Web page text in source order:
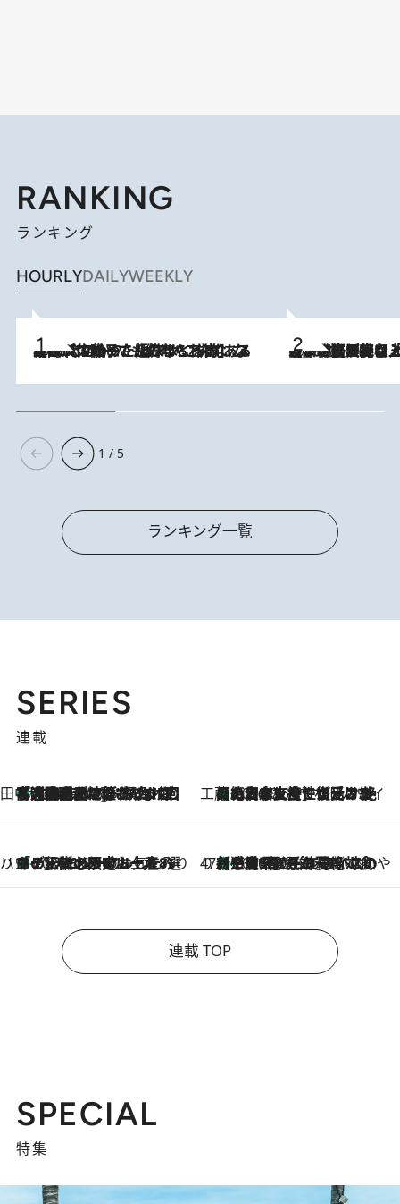
RANKING
ランキング
HOURLYDAILYWEEKLY
2026.8.5
【阿川佐和子さんの年とる力】なぜ70代で始めた趣味は“こんなに楽しい”のか？ ピアノ、俳句…スランプに陥っても続けられる“ある秘訣”とは 2026.8.5
【なぜ吉沢亮は「気配を消せる」のか？】興行収入208億の『国宝』を経て挑むミュージカル『ディア・エヴァン・ハンセン』。トップ俳優が舞台上でさらけ出した“孤独”とは
1 / 5
ランキング一覧
SERIES
連載
田中稲の勝手に再ブーム
4 Hours Ago
「湘南乃風に憧れて」観客大盛上がりの“タオル回し”に、ラッパー顔負けの高速歌唱まで…さだまさし（74）のアグレッシブすぎる現在地 工藤まやのおもてなしハワイ
2026.8.6
【ハワイ土産】ローカルの絶大な支持で復活！ 絶品の幻クッキー《元ファンの日本人女性が受け継いだ名店》
ハワイ賢者 リサのお気に入りリスト2026.8.6
あの伝説の限定トートも！ リニューアルした「ディーン＆デルーカ ハワイ」で必須のお土産8選 47都道府県の手みやげ ひんやりスイーツで夏を満喫
2026.8.6
【三重県】この夏絶対食べたい 冷やしておいしいおやつ3選 お餅×アイスの新感覚スイーツ
連載 TOP
SPECIAL
特集